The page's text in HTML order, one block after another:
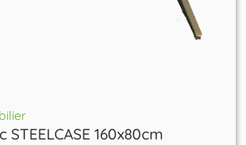
160x80cm